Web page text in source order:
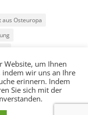
aus Osteuropa
Website, um Ihnen
indem wir uns an Ihre
erinnern. Indem
Sie sich mit der